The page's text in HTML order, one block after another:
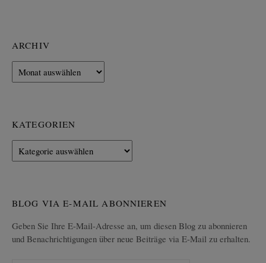
ARCHIV
Archiv
KATEGORIEN
Kategorien
BLOG VIA E-MAIL ABONNIEREN
Geben Sie Ihre E-Mail-Adresse an, um diesen Blog zu abonnieren
und Benachrichtigungen über neue Beiträge via E-Mail zu erhalten.